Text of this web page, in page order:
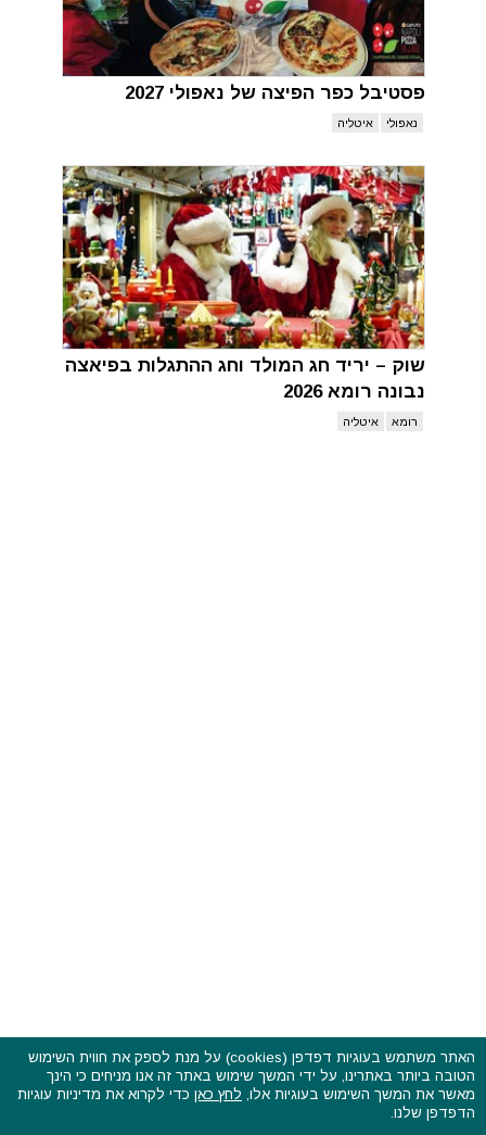
פסטיבל כפר הפיצה של נאפולי 2027
נאפולי איטליה
שוק – יריד חג המולד וחג ההתגלות בפיאצה
נבונה רומא 2026
רומא איטליה
פסטיבלים וקרנבלים בעולם - כל הזכויות שמורות © 2015 - 2026
בשותפות עםCarniFest Online
האתר משתמש בעוגיות דפדפן (cookies) על מנת לספק את חווית השימוש
הטובה ביותר באתרינו, על ידי המשך שימוש באתר זה אנו מניחים כי הינך
מאשר את המשך השימוש בעוגיות אלו, לחץ כאן כדי לקרוא את מדיניות עוגיות
הדפדפן שלנו.